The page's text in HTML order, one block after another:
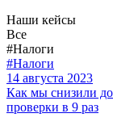
Наши кейсы
Все
#Налоги
#Налоги
14 августа 2023
Как мы снизили
проверки в 9 раз